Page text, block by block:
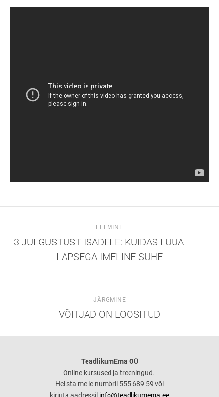
EELMINE
3 JULGUSTUST ISADELE: KUIDAS LUUA
LAPSEGA IMELINE SUHE
JÄRGMINE
VÕITJAD ON LOOSITUD
TeadlikumEma OÜ
Online kursused ja treeningud.
Helista meile numbril 555 689 59 või
kirjuta aadressil info@teadlikumema.ee